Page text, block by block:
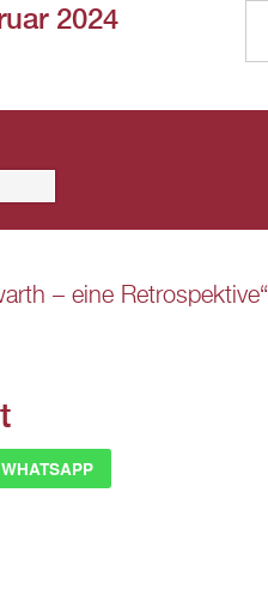
2024
– eine Retrospektive“
WHATSAPP